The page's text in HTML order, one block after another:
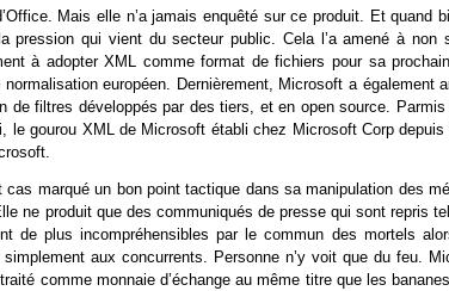
Mais elle n’a jamais enquêté sur ce produit. Et quand
pression qui vient du secteur public. Cela l’a amené à non
à adopter XML comme format de fichiers pour sa
européen. Dernièrement, Microsoft a également
de filtres développés par des tiers, et en open source. Parmis
gourou XML de Microsoft établi chez Microsoft Corp depuis
marqué un bon point tactique dans sa manipulation des
ne produit que des communiqués de presse qui sont repris
de plus incompréhensibles par le commun des mortels
aux concurrents. Personne n’y voit que du feu.
comme monnaie d’échange au même titre que les